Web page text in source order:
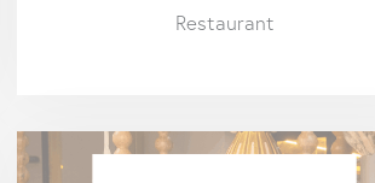
Restaurant